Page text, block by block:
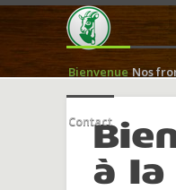
Bienvenue Nos
Contact
à la